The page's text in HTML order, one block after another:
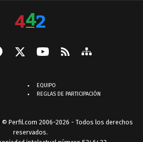
EQUIPO
REGLAS DE PARTICIPACIÓN
| © Perfil.com 2006-2026 - Todos los derechos
reservados.